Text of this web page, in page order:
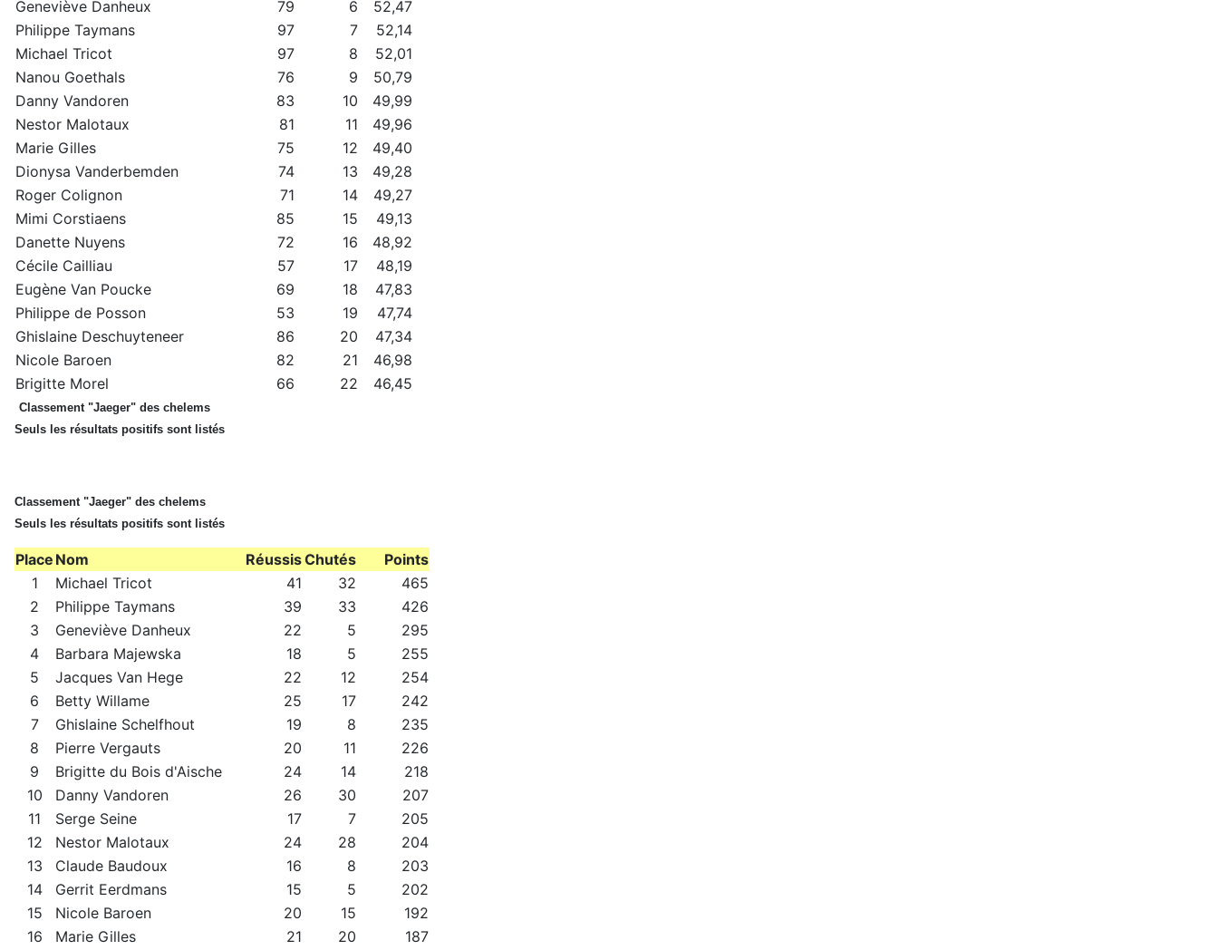
Geneviève Danheux
79 6
52,47
Philippe Taymans
97 7
52,14
Michael Tricot
97 8
52,01
Nanou Goethals
76 9
50,79
Danny Vandoren
83 10
49,99
Nestor Malotaux
81 11
49,96
Marie Gilles
75 12
49,40
Dionysa Vanderbemden
74 13
49,28
Roger Colignon
71 14
49,27
Mimi Corstiaens
85 15
49,13
Danette Nuyens
72 16
48,92
Cécile Cailliau
57 17
48,19
Eugène Van Poucke
69 18
47,83
Philippe de Posson
53 19
47,74
Ghislaine Deschuyteneer
86 20
47,34
Nicole Baroen
82 21
46,98
Brigitte Morel
66 22 46,45
Classement "Jaeger" des chelems
Seuls les résultats positifs sont listés
Classement "Jaeger" des chelems
Seuls les résultats positifs sont listés
Place Nom RéussisChutés
Points
1
Michael Tricot 41 32
465
2
Philippe Taymans 39 33
426
3
Geneviève Danheux 22 5
295
4
Barbara Majewska 18 5
255
5
Jacques Van Hege 22 12
254
6
Betty Willame 25 17
242
7
Ghislaine Schelfhout 19 8
235
8
Pierre Vergauts 20 11
226
9
Brigitte du Bois d'Aische 24 14
218
10
Danny Vandoren 26 30
207
11
Serge Seine 17 7
205
12
Nestor Malotaux 24 28
204
13
Claude Baudoux 16 8
203
14
Gerrit Eerdmans 15 5
202
15
Nicole Baroen 20 15
192
16
Marie Gilles 21 20
187